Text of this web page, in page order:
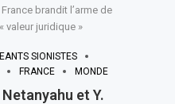
brandit l’arme de
valeur juridique »
SIONISTES
FRANCE MONDE
et Y.